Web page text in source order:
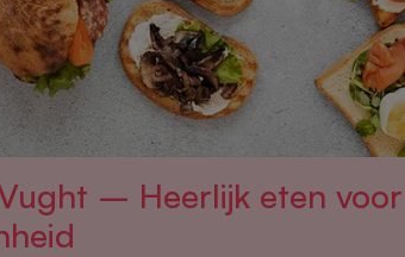
– Heerlijk eten voor